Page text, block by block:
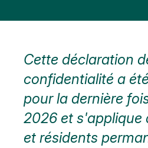
Cette déclaration
confidentialité a
pour la dernière
2026 et s'applique
et résidents